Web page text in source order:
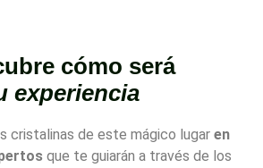
cómo será
experiencia
cristalinas de este mágico lugar en
que te guiarán a través de los